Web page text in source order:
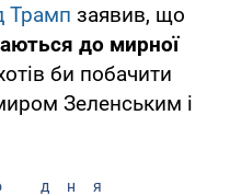
Трамп заявив, що
до мирної
би побачити
Зеленським і
дня